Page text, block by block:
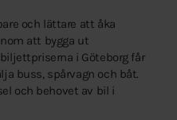
och lättare att åka
att bygga ut
i Göteborg får
buss, spårvagn och båt.
och behovet av bil i